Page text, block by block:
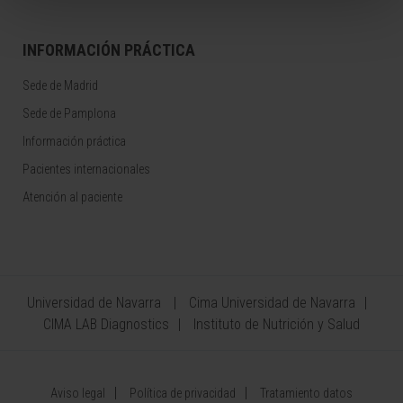
INFORMACIÓN PRÁCTICA
Sede de Madrid
Sede de Pamplona
Información práctica
Pacientes internacionales
Atención al paciente
Universidad de Navarra
Cima Universidad de Navarra
CIMA LAB Diagnostics
Instituto de Nutrición y Salud
Aviso legal Política de privacidad Tratamiento datos